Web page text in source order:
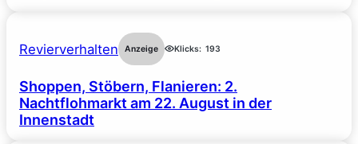
Revierverhalten Anzeige Klicks: 193
Shoppen, Stöbern, Flanieren: 2.
Nachtflohmarkt am 22. August in der
Innenstadt